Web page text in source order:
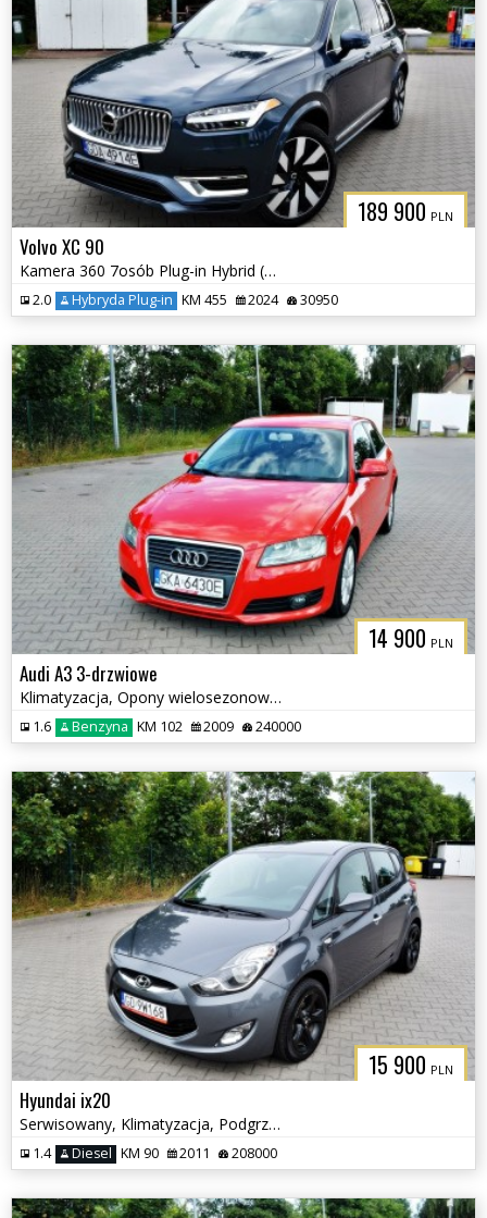
189 900 PLN
Volvo XC 90
Kamera 360 7osób Plug-in Hybrid (Recharge) Elektryczna Klapa
2.0 Hybryda Plug-in KM 455 2024 30950
14 900 PLN
Audi A3 3-drzwiowe
Klimatyzacja, Opony wielosezonowe, Czujniki parkowania tył
1.6 Benzyna KM 102 2009 240000
15 900 PLN
Hyundai ix20
Serwisowany, Klimatyzacja, Podgrzewane fotele
1.4 Diesel KM 90 2011 208000